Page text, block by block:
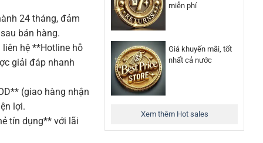
miễn phí
Giá khuyến mãi, tốt
nhất cả nước
Xem thêm Hot sales
24 tháng, đảm
bán hàng.
hệ **Hotline hỗ
giải đáp nhanh
(giao hàng nhận
lợi.
tín dụng** với lãi